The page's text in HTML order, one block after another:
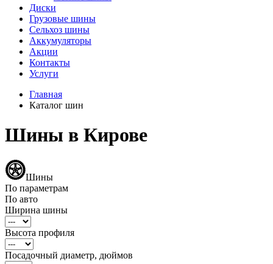
Диски
Грузовые шины
Сельхоз шины
Аккумуляторы
Акции
Контакты
Услуги
Главная
Каталог шин
Шины в Кирове
Шины
По параметрам
По авто
Ширина шины
Высота профиля
Посадочный диаметр, дюймов